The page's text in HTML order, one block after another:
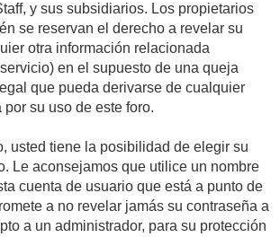
y sus subsidiarios. Los propietarios
se reservan el derecho a revelar su
otra información relacionada
en el supuesto de una queja
que pueda derivarse de cualquier
su uso de este foro.
usted tiene la posibilidad de elegir su
Le aconsejamos que utilice un nombre
cuenta de usuario que está a punto de
a no revelar jamás su contraseña a
a un administrador, para su protección